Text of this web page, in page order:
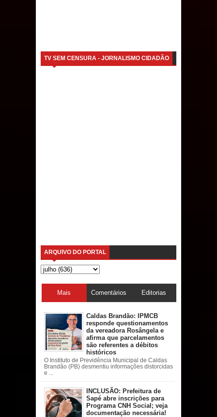
TV SEM CENSURA - JORNALISMO CIDADÃO
ARQUIVO DO PORTAL
Mais
acessadas
Comentários Editorias
Caldas Brandão: IPMCB
responde questionamentos
da vereadora Rosângela e
afirma que parcelamentos
são referentes a débitos
históricos
O Instituto de Previdência Municipal de Caldas
Brandão (PB) desmentiu informações distorcidas
e ...
INCLUSÃO: Prefeitura de
Sapé abre inscrições para
Programa CNH Social; veja
documentação necessária!